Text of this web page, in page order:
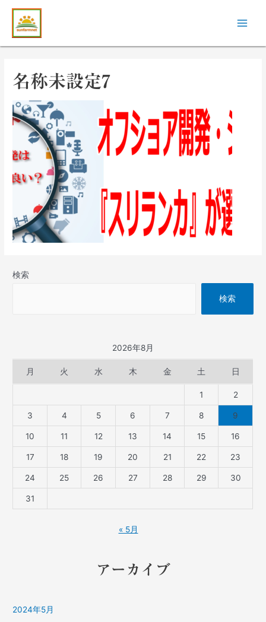
名称未設定7
検索
検索
2026年8月
月 火 水 木 金 土 日
1 2
3 4 5 6 7 8 9
10 11 12 13 14 15 16
17 18 19 20 21 22 23
24 25 26 27 28 29 30
31
« 5月
アーカイブ
2024年5月